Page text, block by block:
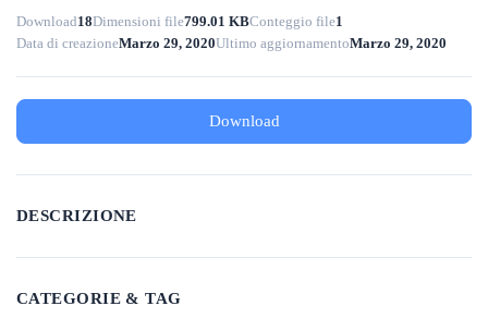
Download18Dimensioni file799.01 KBConteggio file1
Data di creazioneMarzo 29, 2020Ultimo aggiornamentoMarzo 29, 2020
Download
DESCRIZIONE
CATEGORIE & TAG